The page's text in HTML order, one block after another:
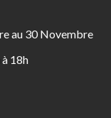
au 30 Novembre
18h